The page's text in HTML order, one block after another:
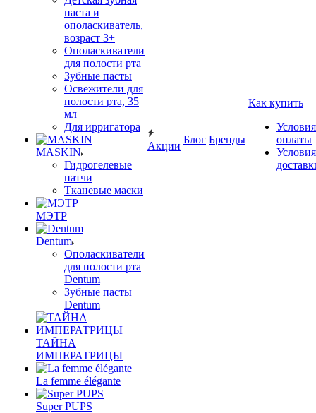
паста и
ополаскиватель,
возраст 3+
Ополаскиватели
для полости рта
Зубные пасты
Освежители для
полости рта, 35
мл
Для ирригатора
MASKIN
Гидрогелевые
патчи
Тканевые маски
МЭТР
Dentum
Ополаскиватели
для полости рта
Dentum
Зубные пасты
Dentum
ТАЙНА
ИМПЕРАТРИЦЫ
La femme élégante
Super PUPS
Акции
Блог Бренды
Как купить
Условия
оплаты
Условия